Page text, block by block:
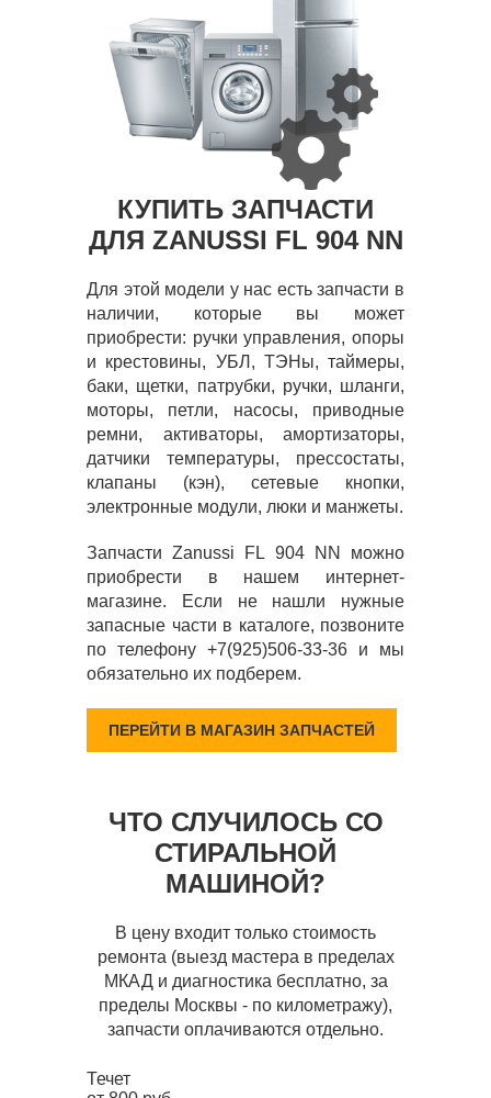
КУПИТЬ ЗАПЧАСТИ
ДЛЯ ZANUSSI FL 904 NN
Для этой модели у нас есть запчасти в
наличии, которые вы может
приобрести: ручки управления, опоры
и крестовины, УБЛ, ТЭНы, таймеры,
баки, щетки, патрубки, ручки, шланги,
моторы, петли, насосы, приводные
ремни, активаторы, амортизаторы,
датчики температуры, прессостаты,
клапаны (кэн), сетевые кнопки,
электронные модули, люки и манжеты.
Запчасти Zanussi FL 904 NN можно
приобрести в нашем интернет-
магазине. Если не нашли нужные
запасные части в каталоге, позвоните
по телефону +7(925)506-33-36 и мы
обязательно их подберем.
ПЕРЕЙТИ В МАГАЗИН ЗАПЧАСТЕЙ
ЧТО СЛУЧИЛОСЬ СО
СТИРАЛЬНОЙ
МАШИНОЙ?
В цену входит только стоимость
ремонта (выезд мастера в пределах
МКАД и диагностика бесплатно, за
пределы Москвы - по километражу),
запчасти оплачиваются отдельно.
Течет